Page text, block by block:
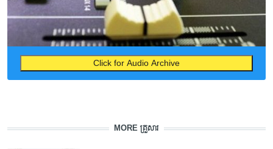
Click for Audio Archive
MORE គ្រួសារ